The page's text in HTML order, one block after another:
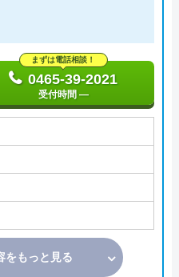
まずは電話相談！
0465-39-2021
受付時間 ―
をもっと見る